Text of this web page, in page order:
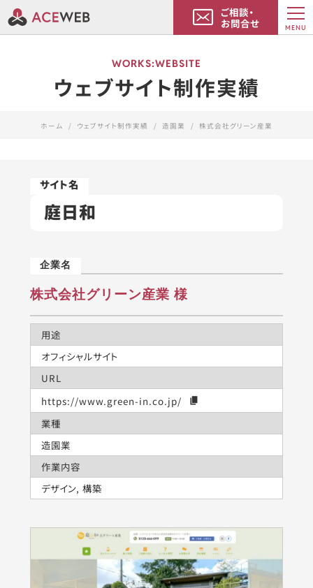
ご相談・
お問合せ
MENU
WORKS:WEBSITE
ウェブサイト制作実績
ホーム ウェブサイト制作実績 造園業 株式会社グリーン産業
庭日和
株式会社グリーン産業 様
用途
オフィシャルサイト
URL
https://www.green-in.co.jp/
業種
造園業
作業内容
デザイン, 構築